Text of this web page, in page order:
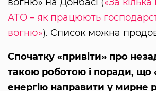
АТО – як працюють
вогню»). Список можна
Спочатку «привіти» про
такою роботою і поради, що
енергію направити у мирне